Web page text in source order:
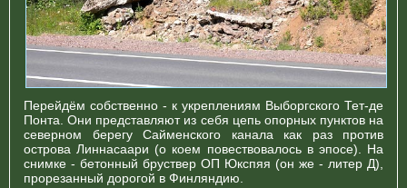
Перейдём собственно - к укреплениям Выборгского Тет-де
Понта. Они представляют из себя цепь опорных пунктов на
северном берегу Сайменского канала как раз против
острова Линнасаари (о коем повествовалось в эпосе). На
снимке - бетонный бруствер ОП Юкспяя (он же - литер Д),
прорезанный дорогой в Финляндию.